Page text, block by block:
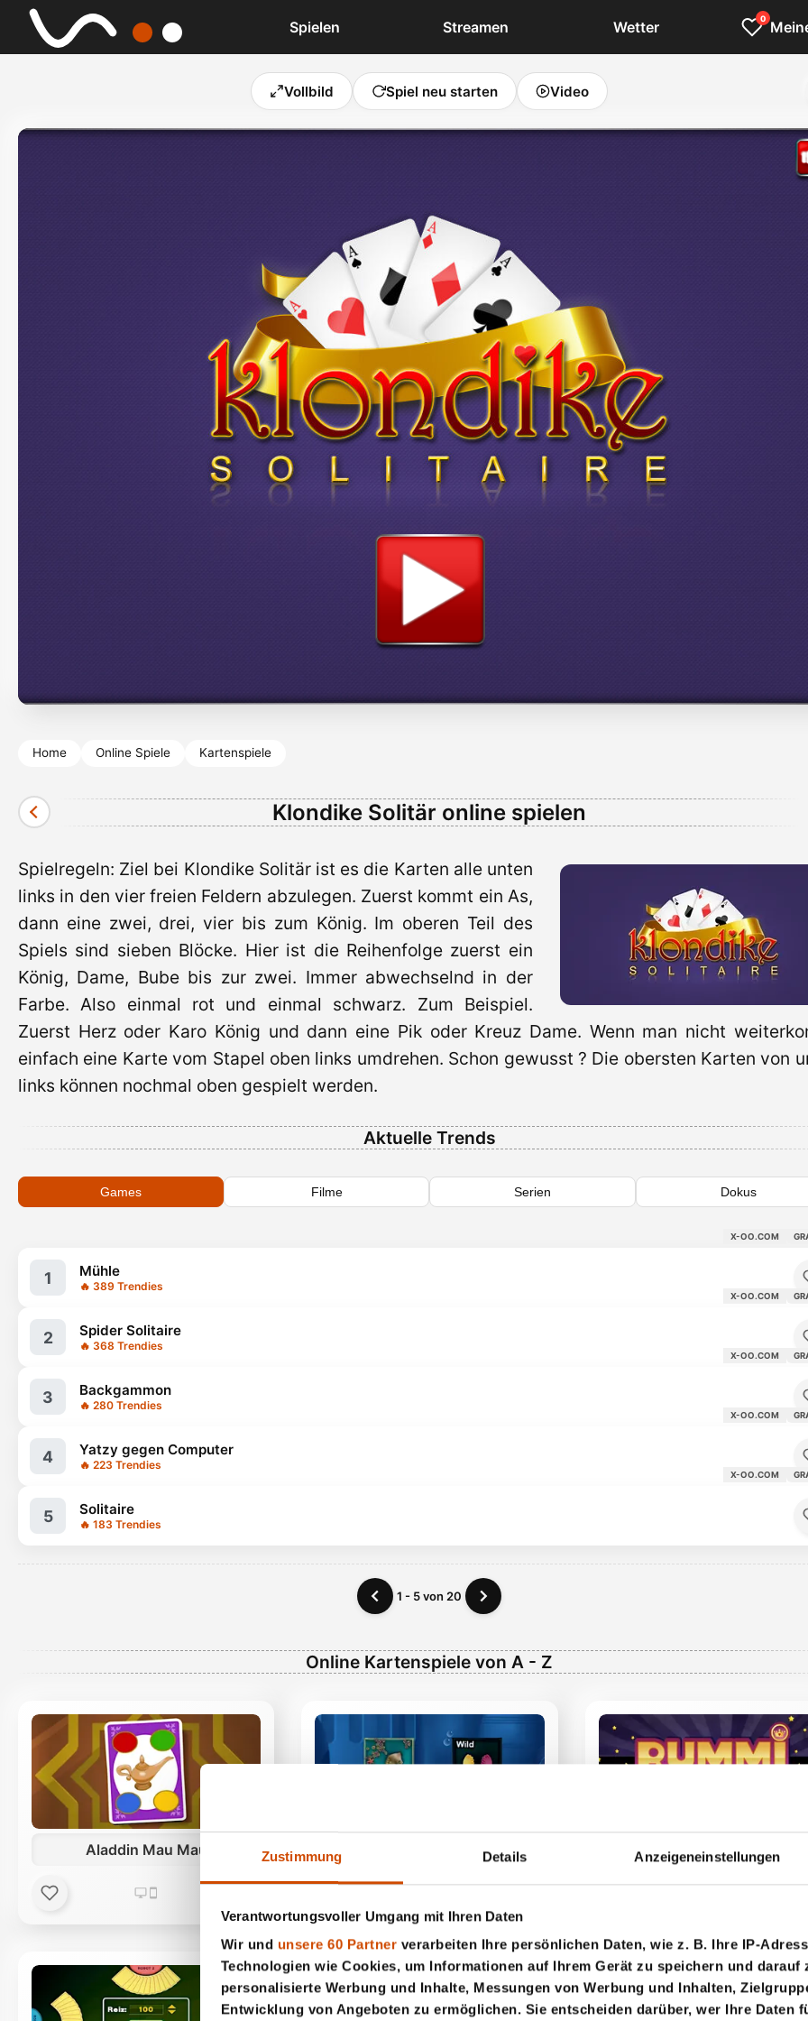
Zustimmung Details Anzeigeneinstellungen
Verantwortungsvoller Umgang mit Ihren Daten
Wir und unsere 60 Partner verarbeiten Ihre persönlichen Daten, wie z. B. Ihre IP-
Technologien wie Cookies, um Informationen auf Ihrem Gerät zu speichern und darauf
personalisierte Werbung und Inhalte, Messungen von Werbung und Inhalten,
Entwicklung von Angeboten zu ermöglichen. Sie entscheiden darüber, wer Ihre Daten
Spielen Streamen Wetter 0
Home Online Spiele Kartenspiele
Klondike Solitär online spielen
Spielregeln: Ziel bei Klondike Solitär ist es die Karten alle unten
links in den vier freien Feldern abzulegen. Zuerst kommt ein As,
dann eine zwei, drei, vier bis zum König. Im oberen Teil des
Spiels sind sieben Blöcke. Hier ist die Reihenfolge zuerst ein
König, Dame, Bube bis zur zwei. Immer abwechselnd in der
Farbe. Also einmal rot und einmal schwarz. Zum Beispiel.
Zuerst Herz oder Karo König und dann eine Pik oder Kreuz Dame. Wenn man nicht
einfach eine Karte vom Stapel oben links umdrehen. Schon gewusst ? Die obersten Karten von
links können nochmal oben gespielt werden.
Vollbild Spiel neu starten Video
Aktuelle Trends
Games Filme Serien Dokus
X-OO.COM
1 Mühle
🔥 389 Trendies
X-OO.COM
2 Spider Solitaire
🔥 368 Trendies
X-OO.COM
3 Backgammon
🔥 280 Trendies
X-OO.COM
4 Yatzy gegen Computer
🔥 223 Trendies
X-OO.COM
5 Solitaire
🔥 183 Trendies
1 - 5 von 20
Online Kartenspiele von A - Z
Aladdin Mau Mau Bauern Romme